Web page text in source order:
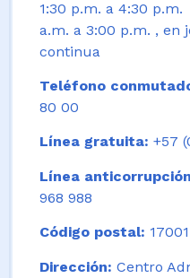
1:30 p.m. a 4:30
a.m. a 3:00 p.m. , en
continua
Teléfono
80 00
Línea gratuita: +57
Línea
968 988
Código postal: 17001
Dirección: Centro